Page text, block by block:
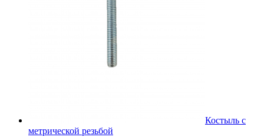
Костыль с
метрической резьбой